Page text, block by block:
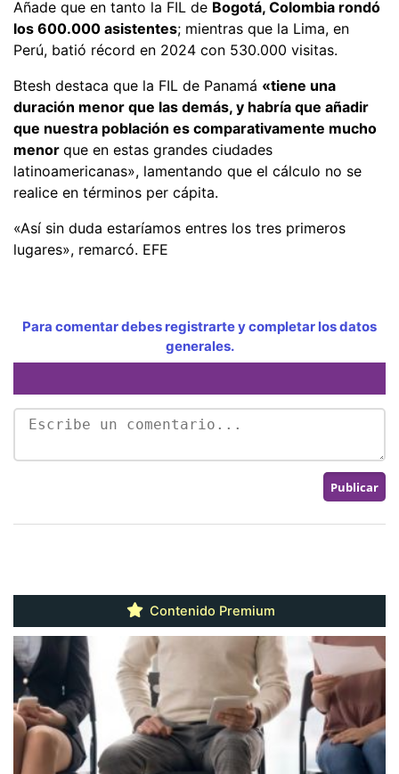
Añade que en tanto la FIL de Bogotá, Colombia rondó
los 600.000 asistentes; mientras que la Lima, en
Perú, batió récord en 2024 con 530.000 visitas.
Btesh destaca que la FIL de Panamá «tiene una
duración menor que las demás, y habría que añadir
que nuestra población es comparativamente mucho
menor que en estas grandes ciudades
latinoamericanas», lamentando que el cálculo no se
realice en términos per cápita.
«Así sin duda estaríamos entres los tres primeros
lugares», remarcó. EFE
Para comentar debes registrarte y completar los datos
generales.
Contenido Premium